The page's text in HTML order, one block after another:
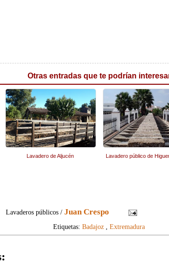
Otras entradas que te podrían
Lavadero de Aljucén Lavadero público de
Lavaderos públicos /Juan Crespo
Etiquetas: Badajoz Extremadura